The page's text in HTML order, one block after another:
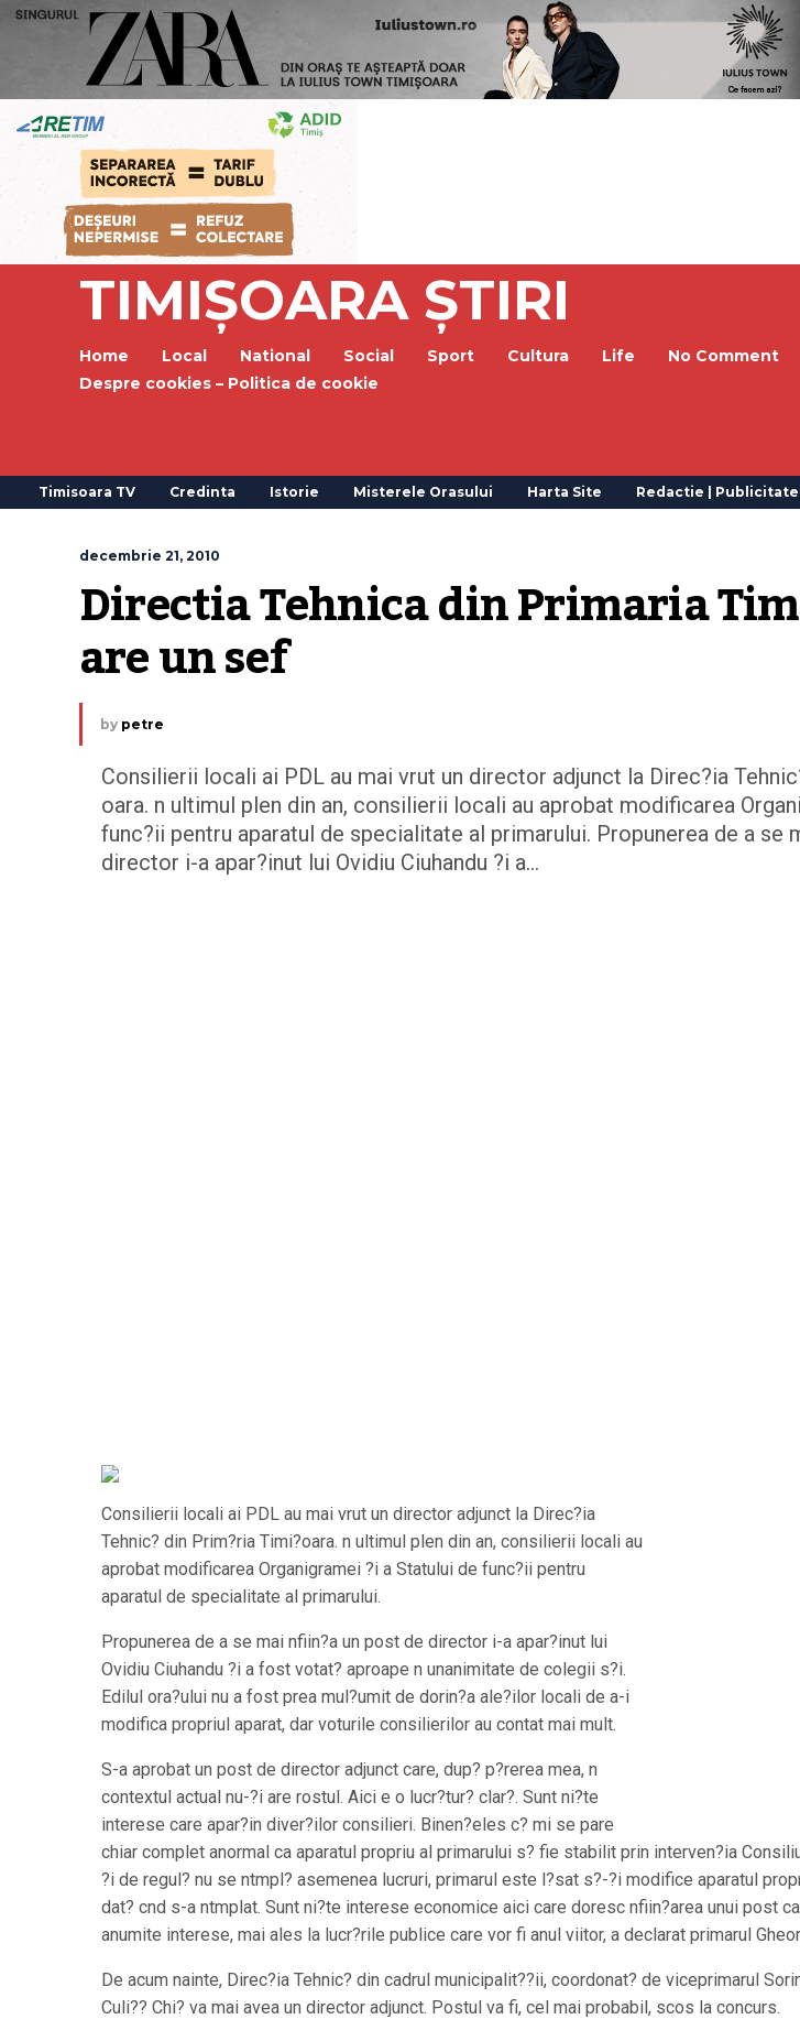
TIMIȘOARA ȘTIRI
Home Local National Social Sport Cultura Life No Comment
Despre cookies – Politica de cookie
Timisoara TV Credinta Istorie Misterele Orasului Harta Site Redactie |
decembrie 21, 2010
Directia Tehnica din Primaria
are un sef
by petre
Consilierii locali ai PDL au mai vrut un director adjunct la Direc?ia
oara. n ultimul plen din an, consilierii locali au aprobat modificarea
func?ii pentru aparatul de specialitate al primarului. Propunerea de a se
director i-a apar?inut lui Ovidiu Ciuhandu ?i a…
Consilierii locali ai PDL au mai vrut un director adjunct la Direc?ia
Tehnic? din Prim?ria Timi?oara. n ultimul plen din an, consilierii locali au
aprobat modificarea Organigramei ?i a Statului de func?ii pentru
aparatul de specialitate al primarului.
Propunerea de a se mai nfiin?a un post de director i-a apar?inut lui
Ovidiu Ciuhandu ?i a fost votat? aproape n unanimitate de colegii s?i.
Edilul ora?ului nu a fost prea mul?umit de dorin?a ale?ilor locali de a-i
modifica propriul aparat, dar voturile consilierilor au contat mai mult.
S-a aprobat un post de director adjunct care, dup? p?rerea mea, n
contextul actual nu-?i are rostul. Aici e o lucr?tur? clar?. Sunt ni?te
interese care apar?in diver?ilor consilieri. Binen?eles c? mi se pare
chiar complet anormal ca aparatul propriu al primarului s? fie stabilit prin interven?ia
?i de regul? nu se ntmpl? asemenea lucruri, primarul este l?sat s?-?i modifice aparatul
dat? cnd s-a ntmplat. Sunt ni?te interese economice aici care doresc nfiin?area unui post
anumite interese, mai ales la lucr?rile publice care vor fi anul viitor, a declarat primarul
De acum nainte, Direc?ia Tehnic? din cadrul municipalit??ii, coordonat? de viceprimarul
Culi?? Chi? va mai avea un director adjunct. Postul va fi, cel mai probabil, scos la concurs.